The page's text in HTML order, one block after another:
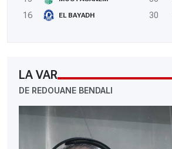
16
EL BAYADH 30
LA VAR
DE REDOUANE BENDALI